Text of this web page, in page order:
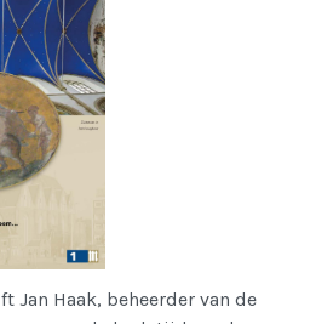
Jan Haak, beheerder van de